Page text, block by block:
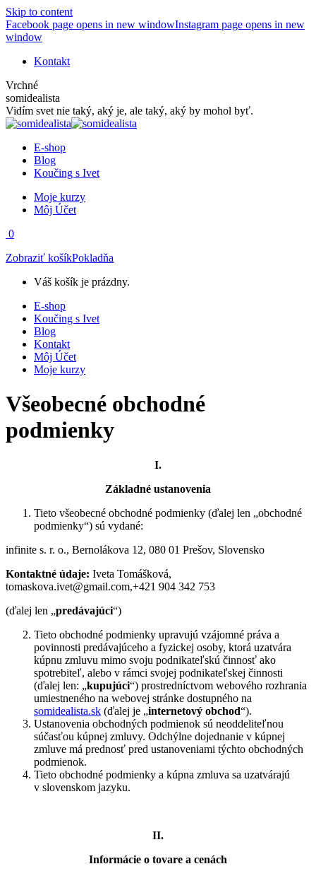
Skip to content
Facebook page opens in new windowInstagram page opens in new
window
Kontakt
Vrchné
somidealista
Vidím svet nie taký, aký je, ale taký, aký by mohol byť.
E-shop
Blog
Koučing s Ivet
Moje kurzy
Môj Účet
0
Zobraziť košíkPokladňa
Váš košík je prázdny.
E-shop
Koučing s Ivet
Blog
Kontakt
Môj Účet
Moje kurzy
Všeobecné obchodné
podmienky
I.
Základné ustanovenia
Tieto všeobecné obchodné podmienky (ďalej len „obchodné
podmienky“) sú vydané:
infinite s. r. o., Bernolákova 12, 080 01 Prešov, Slovensko
Kontaktné údaje: Iveta Tomášková,
tomaskova.ivet@gmail.com,+421 904 342 753
(ďalej len „predávajúci“)
Tieto obchodné podmienky upravujú vzájomné práva a
povinnosti predávajúceho a fyzickej osoby, ktorá uzatvára
kúpnu zmluvu mimo svoju podnikateľskú činnosť ako
spotrebiteľ, alebo v rámci svojej podnikateľskej činnosti
(ďalej len: „kupujúci“) prostredníctvom webového rozhrania
umiestneného na webovej stránke dostupného na
somidealista.sk (ďalej je „internetový obchod“).
Ustanovenia obchodných podmienok sú neoddeliteľnou
súčasťou kúpnej zmluvy. Odchýlne dojednanie v kúpnej
zmluve má prednosť pred ustanoveniami týchto obchodných
podmienok.
Tieto obchodné podmienky a kúpna zmluva sa uzatvárajú
v slovenskom jazyku.
II.
Informácie o tovare a cenách